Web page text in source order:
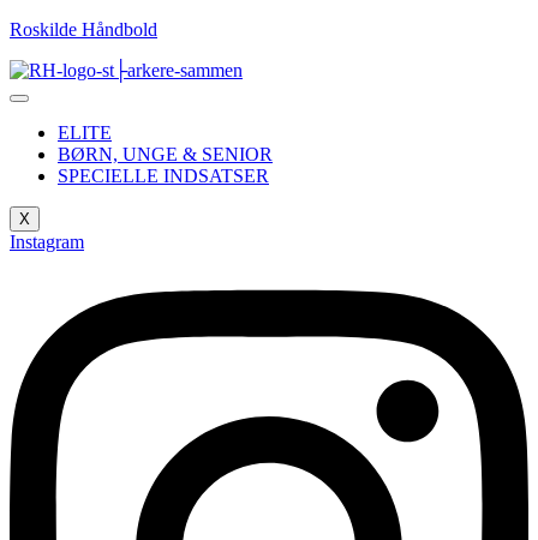
Roskilde Håndbold
ELITE
BØRN, UNGE & SENIOR
SPECIELLE INDSATSER
X
Instagram